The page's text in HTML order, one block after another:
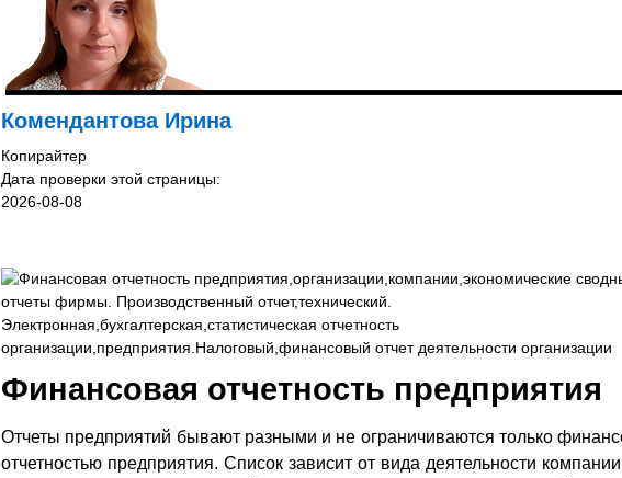
Комендантова Ирина
Копирайтер
Дата проверки этой страницы:
2026-08-08
Финансовая отчетность предприятия
Отчеты предприятий бывают разными и не ограничиваются только
отчетностью предприятия. Список зависит от вида деятельности